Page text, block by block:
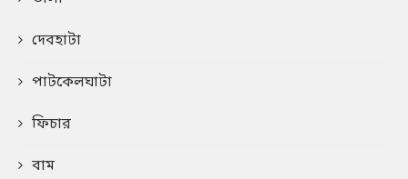
দেবহাটা
পাটকেলঘাটা
ফিচার
বাম